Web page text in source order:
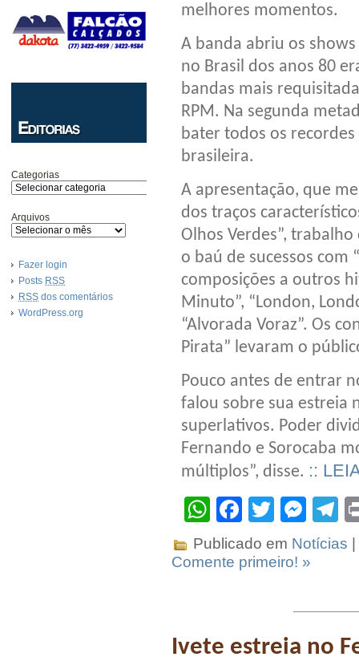
Categorias
Arquivos
Fazer login
Posts RSS
RSS dos comentários
WordPress.org
melhores momentos.
A banda abriu os
no Brasil dos anos 80
bandas mais
RPM. Na segunda
bater todos os
brasileira.
A apresentação, que
dos traços
Olhos Verdes”,
o baú de sucessos com
composições a outros
Minuto”, “London,
“Alvorada Voraz”. Os
Pirata” levaram o
Pouco antes de entrar
falou sobre sua estreia
superlativos. Poder
Fernando e Sorocaba
múltiplos”, disse. ::
WhatsApp
Facebook
Twitter
Publicado em Notícias
Comente primeiro! »
Ivete estreia no